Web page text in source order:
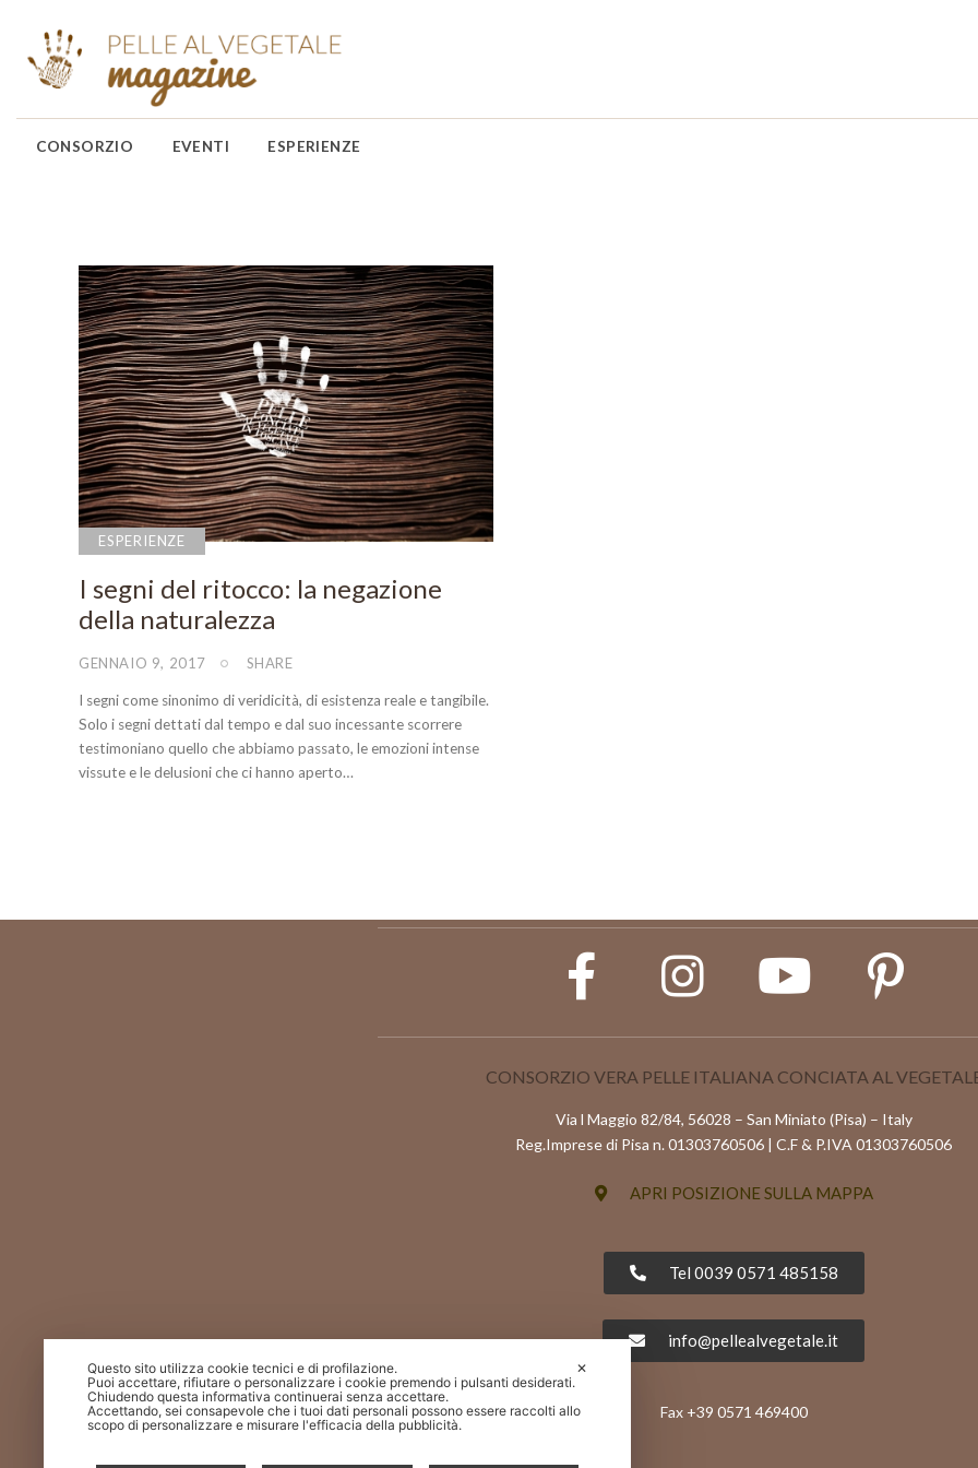
CONSORZIO EVENTI ESPERIENZE
ESPERIENZE
I segni del ritocco: la negazione
della naturalezza
GENNAIO 9, 2017 SHARE
I segni come sinonimo di veridicità, di esistenza reale e tangibile.
Solo i segni dettati dal tempo e dal suo incessante scorrere
testimoniano quello che abbiamo passato, le emozioni intense
vissute e le delusioni che ci hanno aperto…
CONSORZIO VERA PELLE ITALIANA CONCIATA AL
Via l Maggio 82/84, 56028 – San Miniato (Pisa) – Italy
Reg.Imprese di Pisa n. 01303760506 | C.F & P.IVA 01303760506
APRI POSIZIONE SULLA MAPPA
Tel 0039 0571 485158
info@pellealvegetale.it
Fax +39 0571 469400
✕
Questo sito utilizza cookie tecnici e di profilazione.
Puoi accettare, rifiutare o personalizzare i cookie premendo i pulsanti desiderati.
Chiudendo questa informativa continuerai senza accettare.
Accettando, sei consapevole che i tuoi dati personali possono essere raccolti allo
scopo di personalizzare e misurare l'efficacia della pubblicità.